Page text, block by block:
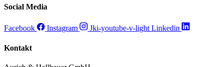
Social Media
Facebook Instagram Jki-youtube-v-light Linkedin
Kontakt